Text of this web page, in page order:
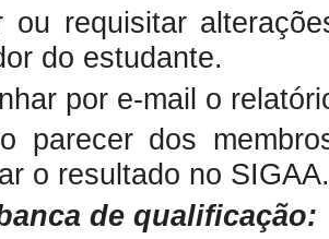
ou requisitar
do estudante.
por e-mail o
parecer dos
o resultado no SIGAA.
de qualificação: